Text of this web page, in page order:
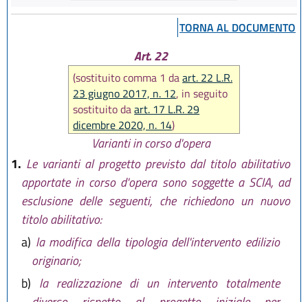
L.R. 21 dicembre 2017, n. 24
L.R. 29 dicembre 2020, n. 14
L.R. 20 maggio 2021, n. 5
TORNA AL DOCUMENTO
Art. 22
(sostituito comma 1 daart. 22 L.R.
23 giugno 2017, n. 12, in seguito
sostituito daart. 17 L.R. 29
dicembre 2020, n. 14)
Varianti in corso d'opera
1. Le varianti al progetto previsto dal titolo abilitativo
apportate in corso d'opera sono soggette a SCIA, ad
esclusione delle seguenti, che richiedono un nuovo
titolo abilitativo:
a) la modifica della tipologia dell'intervento edilizio
originario;
b) la realizzazione di un intervento totalmente